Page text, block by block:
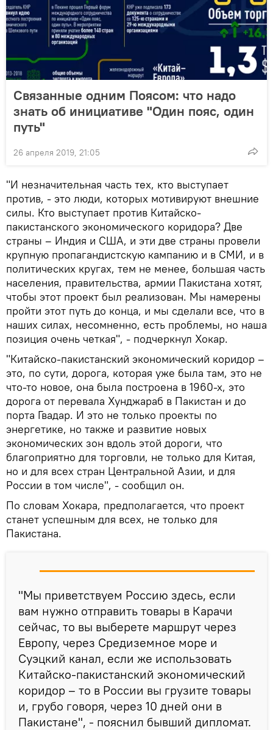
Связанные одним Поясом: что надо
знать об инициативе "Один пояс, один
путь"
26 апреля 2019, 21:05
"И незначительная часть тех, кто выступает
против, - это люди, которых мотивируют внешние
силы. Кто выступает против Китайско-
пакистанского экономического коридора? Две
страны – Индия и США, и эти две страны провели
крупную пропагандистскую кампанию и в СМИ, и в
политических кругах, тем не менее, большая часть
населения, правительства, армии Пакистана хотят,
чтобы этот проект был реализован. Мы намерены
пройти этот путь до конца, и мы сделали все, что в
наших силах, несомненно, есть проблемы, но наша
позиция очень четкая", - подчеркнул Хокар.
"Китайско-пакистанский экономический коридор –
это, по сути, дорога, которая уже была там, это не
что-то новое, она была построена в 1960-х, это
дорога от перевала Хунджараб в Пакистан и до
порта Гвадар. И это не только проекты по
энергетике, но также и развитие новых
экономических зон вдоль этой дороги, что
благоприятно для торговли, не только для Китая,
но и для всех стран Центральной Азии, и для
России в том числе", - сообщил он.
По словам Хокара, предполагается, что проект
станет успешным для всех, не только для
Пакистана.
"Мы приветствуем Россию здесь, если
вам нужно отправить товары в Карачи
сейчас, то вы выберете маршрут через
Европу, через Средиземное море и
Суэцкий канал, если же использовать
Китайско-пакистанский экономический
коридор – то в России вы грузите товары
и, грубо говоря, через 10 дней они в
Пакистане", - пояснил бывший дипломат.